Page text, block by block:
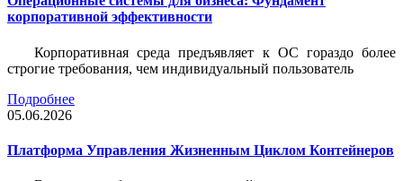
корпоративной эффективности
Корпоративная среда предъявляет к ОС гораздо более
строгие требования, чем индивидуальный пользователь
Подробнее
05.06.2026
Платформа Управления Жизненным Циклом Контейнеров